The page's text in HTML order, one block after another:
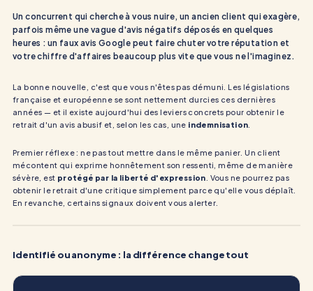
Un concurrent qui cherche à vous nuire, un ancien client qui exagère,
parfois même une vague d'avis négatifs déposés en quelques
heures : un faux avis Google peut faire chuter votre réputation et
votre chiffre d'affaires beaucoup plus vite que vous ne l'imaginez.
La bonne nouvelle, c'est que vous n'êtes pas démuni. Les législations
française et européenne se sont nettement durcies ces dernières
années — et il existe aujourd'hui des leviers concrets pour obtenir le
retrait d'un avis abusif et, selon les cas, une indemnisation
Premier réflexe : ne pas tout mettre dans le même panier. Un client
mécontent qui exprime honnêtement son ressenti, même de manière
sévère, est protégé par la liberté d'expression . Vous ne pourrez pas
obtenir le retrait d'une critique simplement parce qu'elle vous déplaît.
En revanche, certains signaux doivent vous alerter.
Identifié ou anonyme : la différence change tout